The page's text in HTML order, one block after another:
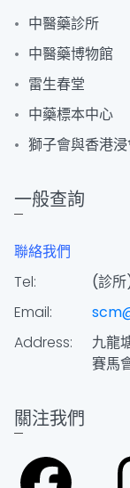
中醫藥診所
中醫藥博物館
雷生春堂
中藥標本中心
獅子會與香港
一般查詢
聯絡我們
Tel:
(診所
Email:
Address:
九龍
賽馬
關注我們